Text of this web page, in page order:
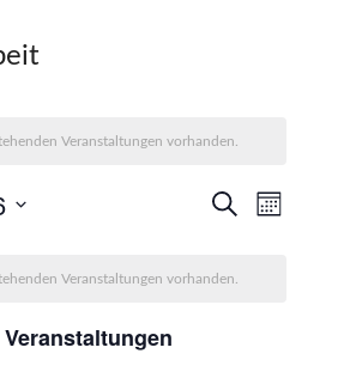
Veranstaltungen vorhanden.
und
Suche
Monat
Veranstaltungen vorhanden.